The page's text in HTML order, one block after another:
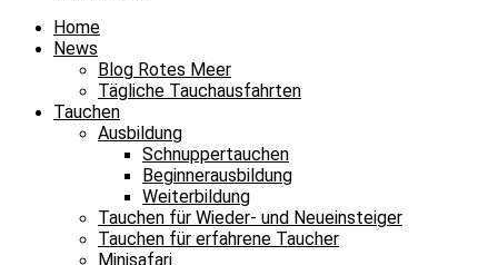
Home
News
Blog Rotes Meer
Tägliche Tauchausfahrten
Tauchen
Ausbildung
Schnuppertauchen
Beginnerausbildung
Weiterbildung
Tauchen für Wieder- und Neueinsteiger
Tauchen für erfahrene Taucher
Minisafari